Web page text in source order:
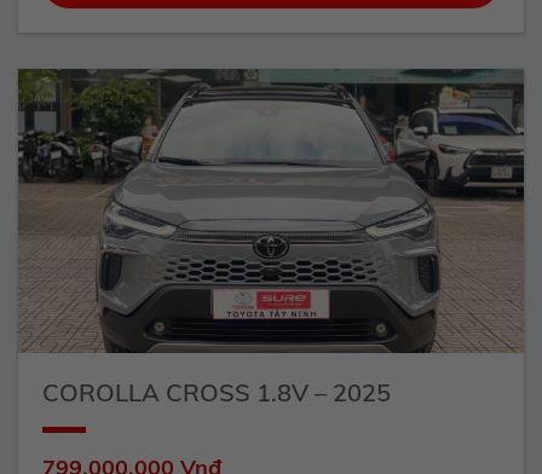
COROLLA CROSS 1.8V – 2025
799.000.000 Vnđ